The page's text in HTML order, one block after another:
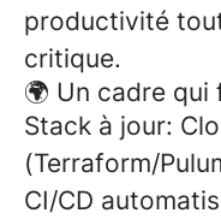
productivité
critique.
🌍 Un cadre qui
Stack à jour:
(Terraform/
CI/CD